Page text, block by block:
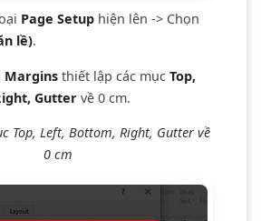
Page Setup hiện lên -> Chọn
lề).
Margins thiết lập các mục Top,
Gutter về 0 cm.
Top, Left, Bottom, Right, Gutter về
0 cm